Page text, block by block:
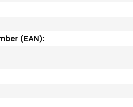
(EAN):